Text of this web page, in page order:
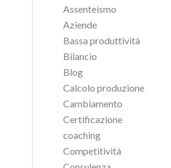
Assenteismo
Aziende
Bassa produttività
Bilancio
Blog
Calcolo produzione
Cambiamento
Certificazione
coaching
Competitività